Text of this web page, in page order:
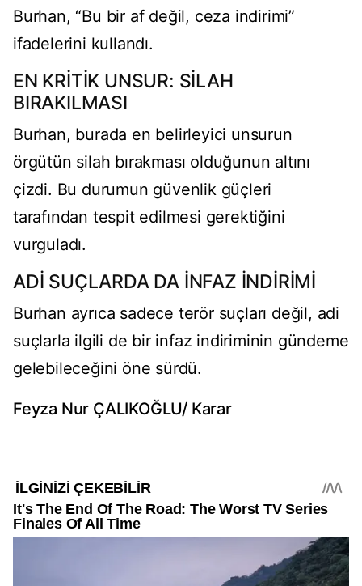
Burhan, “Bu bir af değil, ceza indirimi”
ifadelerini kullandı.
EN KRİTİK UNSUR: SİLAH
BIRAKILMASI
Burhan, burada en belirleyici unsurun
örgütün silah bırakması olduğunun altını
çizdi. Bu durumun güvenlik güçleri
tarafından tespit edilmesi gerektiğini
vurguladı.
ADİ SUÇLARDA DA İNFAZ İNDİRİMİ
Burhan ayrıca sadece terör suçları değil, adi
suçlarla ilgili de bir infaz indiriminin gündeme
gelebileceğini öne sürdü.
Feyza Nur ÇALIKOĞLU/ Karar